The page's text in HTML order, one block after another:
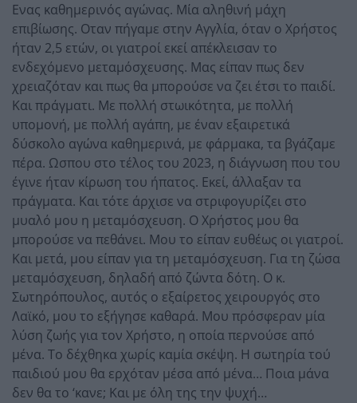
Ενας καθημερινός αγώνας. Μία αληθινή μάχη
επιβίωσης. Οταν πήγαμε στην Αγγλία, όταν ο Χρήστος
ήταν 2,5 ετών, οι γιατροί εκεί απέκλεισαν το
ενδεχόμενο μεταμόσχευσης. Μας είπαν πως δεν
χρειαζόταν και πως θα μπορούσε να ζει έτσι το παιδί.
Και πράγματι. Με πολλή στωικότητα, με πολλή
υπομονή, με πολλή αγάπη, με έναν εξαιρετικά
δύσκολο αγώνα καθημερινά, με φάρμακα, τα βγάζαμε
πέρα. Ωσπου στο τέλος του 2023, η διάγνωση που του
έγινε ήταν κίρωση του ήπατος. Εκεί, άλλαξαν τα
πράγματα. Και τότε άρχισε να στριφογυρίζει στο
μυαλό μου η μεταμόσχευση. Ο Χρήστος μου θα
μπορούσε να πεθάνει. Μου το είπαν ευθέως οι γιατροί.
Και μετά, μου είπαν για τη μεταμόσχευση. Για τη ζώσα
μεταμόσχευση, δηλαδή από ζώντα δότη. Ο κ.
Σωτηρόπουλος, αυτός ο εξαίρετος χειρουργός στο
Λαϊκό, μου το εξήγησε καθαρά. Μου πρόσφεραν μία
λύση ζωής για τον Χρήστο, η οποία περνούσε από
μένα. Το δέχθηκα χωρίς καμία σκέψη. Η σωτηρία τού
παιδιού μου θα ερχόταν μέσα από μένα… Ποια μάνα
δεν θα το ‘κανε; Και με όλη της την ψυχή…